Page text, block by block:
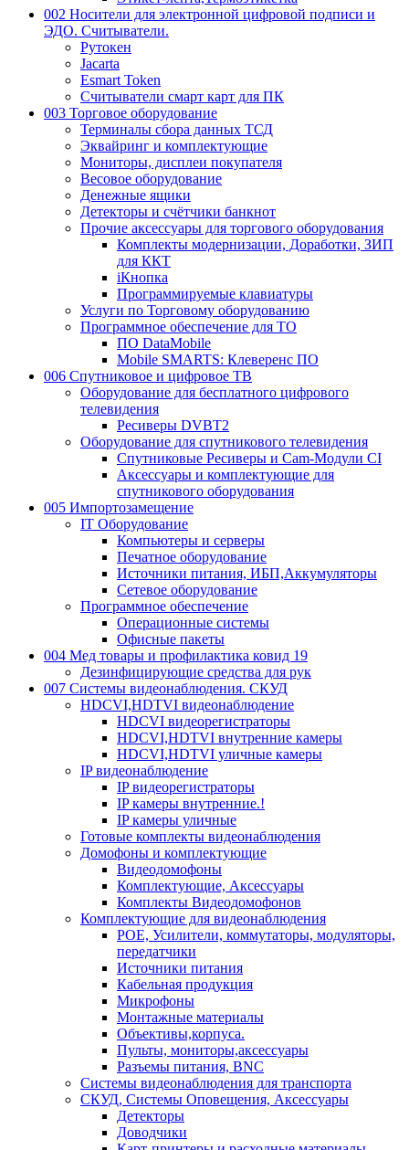
002 Носители для электронной цифровой подписи и
ЭДО. Считыватели.
Рутокен
Jacarta
Esmart Token
Считыватели смарт карт для ПК
003 Торговое оборудование
Терминалы сбора данных ТСД
Эквайринг и комплектующие
Мониторы, дисплеи покупателя
Весовое оборудование
Денежные ящики
Детекторы и счётчики банкнот
Прочие аксессуары для торгового оборудования
Комплекты модернизации, Доработки, ЗИП
для ККТ
iКнопка
Программируемые клавиатуры
Услуги по Торговому оборудованию
Программное обеспечение для ТО
ПО DataMobile
Mobile SMARTS: Клеверенс ПО
006 Спутниковое и цифровое ТВ
Оборудование для бесплатного цифрового
телевидения
Ресиверы DVBT2
Оборудование для спутникового телевидения
Спутниковые Ресиверы и Cam-Модули CI
Аксессуары и комплектующие для
спутникового оборудования
005 Импортозамещение
IT Оборудование
Компьютеры и серверы
Печатное оборудование
Источники питания, ИБП,Аккумуляторы
Сетевое оборудование
Программное обеспечение
Операционные системы
Офисные пакеты
004 Мед товары и профилактика ковид 19
Дезинфицирующие средства для рук
007 Системы видеонаблюдения. СКУД
HDCVI,HDTVI видеонаблюдение
HDCVI видеорегистраторы
HDCVI,HDTVI внутренние камеры
HDCVI,HDTVI уличные камеры
IP видеонаблюдение
IP видеорегистраторы
IP камеры внутренние.!
IP камеры уличные
Готовые комплекты видеонаблюдения
Домофоны и комплектующие
Видеодомофоны
Комплектующие, Аксессуары
Комплекты Видеодомофонов
Комплектующие для видеонаблюдения
POE, Усилители, коммутаторы, модуляторы,
передатчики
Источники питания
Кабельная продукция
Микрофоны
Монтажные материалы
Объективы,корпуса.
Пульты, мониторы,аксессуары
Разъемы питания, BNC
Системы видеонаблюдения для транспорта
СКУД, Системы Оповещения, Аксессуары
Детекторы
Доводчики